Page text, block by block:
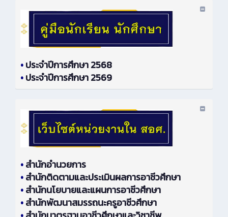
•ประจำปีการศึกษา 2568
•ประจำปีการศึกษา 2569
•สำนักอำนวยการ
•สำนักติดตามและประเมินผลการอาชีวศึกษา
•สำนักนโยบายและแผนการอาชีวศึกษา
•สำนักพัฒนาสมรรถนะครูอาชีวศึกษา